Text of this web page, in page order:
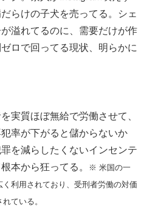
らけの子犬を売ってる。シェ
溢れてるのに、需要だけが作
ロで回ってる現状、明らかに
実質ほぼ無給で労働させて、
率が下がると儲からないか
を減らしたくないインセンテ
本から狂ってる。
※ 米国の一
利用されており、受刑者労働の対価
ている。